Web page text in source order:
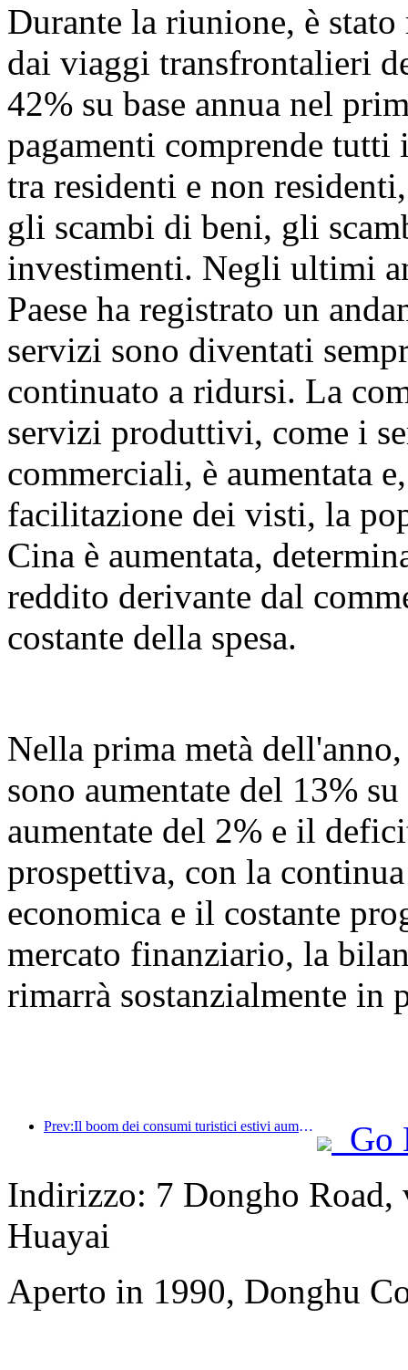
Durante la riunione, è
dai viaggi transfrontalieri
42% su base annua nel
pagamenti comprende
tra residenti e non
gli scambi di beni, gli
investimenti. Negli ultimi
Paese ha registrato un
servizi sono diventati
continuato a ridursi. La
servizi produttivi, come i
commerciali, è aumentata
facilitazione dei visti, la
Cina è aumentata,
reddito derivante dal
costante della spesa.
Nella prima metà
sono aumentate del 13%
aumentate del 2% e il
prospettiva, con la
economica e il costante
mercato finanziario, la
rimarrà sostanzialmente in
Prev:Il boom dei consumi turistici estivi aumenta, il mercato del turismo culturale si innova e si aggiorna
Go
Indirizzo: 7 Dongho Road,
Huayai
Aperto in 1990, Donghu